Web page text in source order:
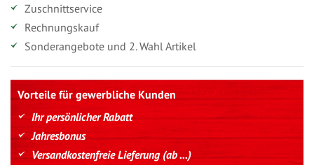
Zuschnittservice
Rechnungskauf
Sonderangebote und 2. Wahl Artikel
Vorteile für gewerbliche Kunden
Ihr persönlicher Rabatt
Jahresbonus
Versandkostenfreie Lieferung (ab ...)